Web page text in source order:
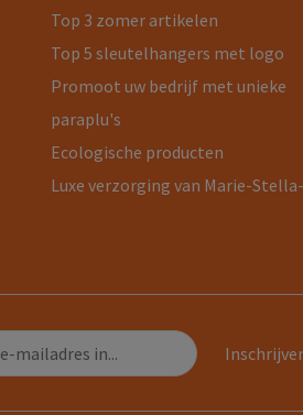
Top 3 zomer artikelen
Top 5 sleutelhangers met logo
Promoot uw bedrijf met unieke
paraplu's
Ecologische producten
Luxe verzorging van Marie-